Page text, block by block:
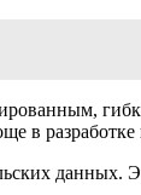
в
данных.